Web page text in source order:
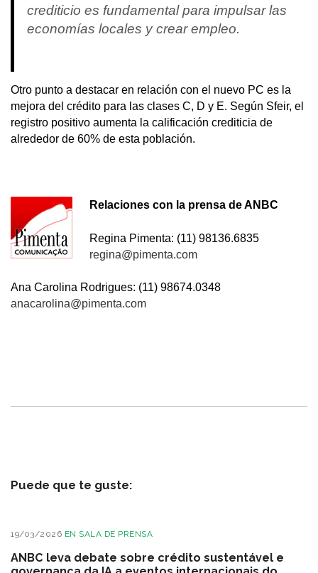
crediticio es fundamental para impulsar las
economías locales y crear empleo.
Otro punto a destacar en relación con el nuevo PC es la
mejora del crédito para las clases C, D y E. Según Sfeir, el
registro positivo aumenta la calificación crediticia de
alrededor de 60% de esta población.
Relaciones con la prensa de ANBC
Regina Pimenta: (11) 98136.6835
regina@pimenta.com
Ana Carolina Rodrigues: (11) 98674.0348
anacarolina@pimenta.com
Puede que te guste:
19/03/2026 EN SALA DE PRENSA
ANBC leva debate sobre crédito sustentável e